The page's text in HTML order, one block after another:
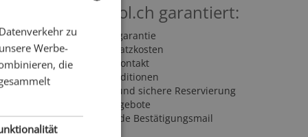
in
pro Tag
Details
Suedtirol.ch garantiert:
Bestpreisgarantie
Keine Zusatzkosten
Direkter Kontakt
Beste Konditionen
Einfache und sichere Reservierung
Sonderangebote
Umgehende Bestätigungsmail
ENGLISH
GERMAN
zu
Werbe-
die